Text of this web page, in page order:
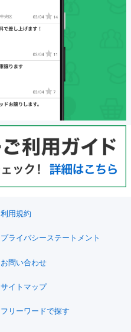
利用規約
プライバシーステートメント
お問い合わせ
サイトマップ
フリーワードで探す